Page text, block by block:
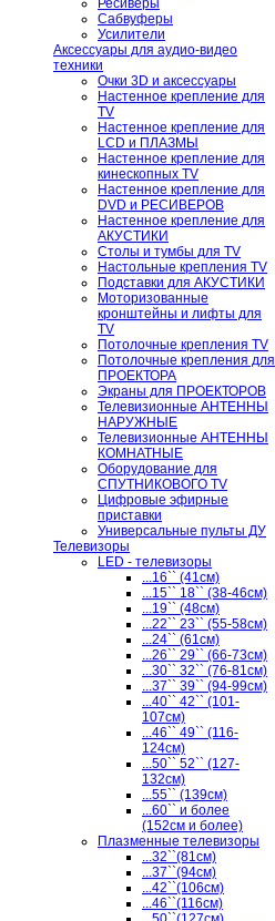
Ресиверы
Сабвуферы
Усилители
Аксессуары для аудио-видео
техники
Очки 3D и аксессуары
Настенное крепление для
TV
Настенное крепление для
LCD и ПЛАЗМЫ
Настенное крепление для
кинескопных TV
Настенное крепление для
DVD и РЕСИВЕРОВ
Настенное крепление для
АКУСТИКИ
Столы и тумбы для TV
Настольные крепления TV
Подставки для АКУСТИКИ
Моторизованные
кронштейны и лифты для
TV
Потолочные крепления TV
Потолочные крепления для
ПРОЕКТОРА
Экраны для ПРОЕКТОРОВ
Телевизионные АНТЕННЫ
НАРУЖНЫЕ
Телевизионные АНТЕННЫ
КОМНАТНЫЕ
Оборудование для
СПУТНИКОВОГО TV
Цифровые эфирные
приставки
Универсальные пульты ДУ
Телевизоры
LED - телевизоры
...16`` (41см)
...15`` 18`` (38-46см)
...19`` (48см)
...22`` 23`` (55-58см)
...24`` (61см)
...26`` 29`` (66-73см)
...30`` 32`` (76-81см)
...37`` 39`` (94-99см)
...40`` 42`` (101-
107см)
...46`` 49`` (116-
124см)
...50`` 52`` (127-
132см)
...55`` (139см)
...60`` и более
(152см и более)
Плазменные телевизоры
...32``(81см)
...37``(94см)
...42``(106см)
...46``(116см)